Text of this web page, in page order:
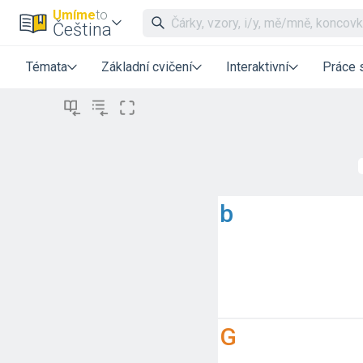
Umímeto
Čeština
Témata Základní cvičení Interaktivní Práce
b
G